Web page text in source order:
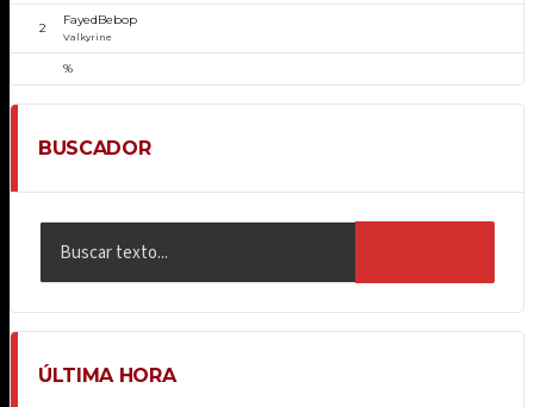
2
FayedBebop
Valkyrine
%
BUSCADOR
ÚLTIMA HORA